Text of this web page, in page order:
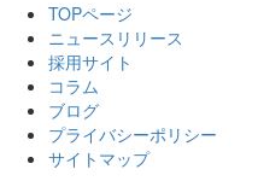
TOPページ
ニュースリリース
採用サイト
コラム
ブログ
プライバシーポリシー
サイトマップ